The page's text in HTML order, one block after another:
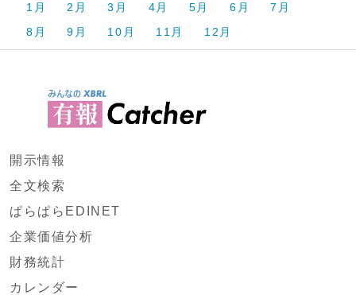
1月 2月 3月 4月 5月 6月
7月
8月
9月 10月 11月 12月
開示情報
全文検索
ぱらぱらEDINET
企業価値分析
財務統計
カレンダー